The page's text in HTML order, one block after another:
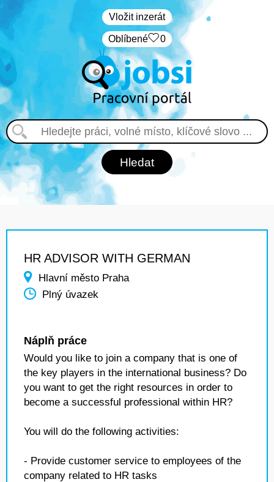
Vložit inzerát
Oblíbené 0
HR ADVISOR WITH GERMAN
Hlavní město Praha
Plný úvazek
Náplň práce
Would you like to join a company that is one of
the key players in the international business? Do
you want to get the right resources in order to
become a successful professional within HR?
You will do the following activities:
- Provide customer service to employees of the
company related to HR tasks